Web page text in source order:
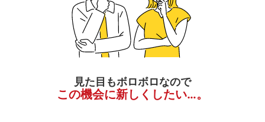
見た目もボロボロなので
この機会に新しくしたい…。